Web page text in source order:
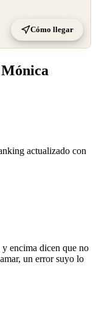
Cómo llegar
actualizado con
encima dicen que no
un error suyo lo